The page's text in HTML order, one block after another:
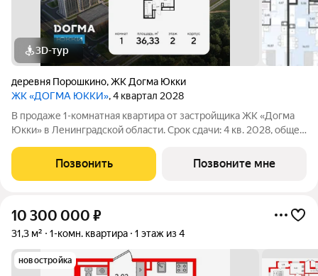
3D-тур
деревня Порошкино,ЖК Догма Юкки
ЖК «ДОГМА ЮККИ», 4 квартал 2028
В продаже 1-комнатная квартира от застройщика ЖК «Догма
Юкки» в Ленинградской области. Срок сдачи: 4 кв. 2028, общей
доступной социальной инфраструктурой. Жилой комплекс
расположен в
Позвонить Позвоните мне
10 300 000 ₽
31,3 м² 1-комн. квартира 1 этаж из 4
новостройка